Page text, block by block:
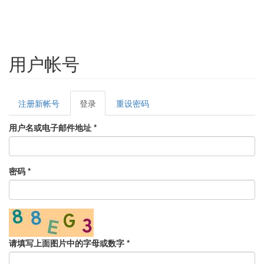
用户帐号
Primary
tabs
注册新帐号 登录 (active
tab)
重设密码
用户名或电子邮件地址 *
密码 *
请填写上面图片中的字母或数字 *